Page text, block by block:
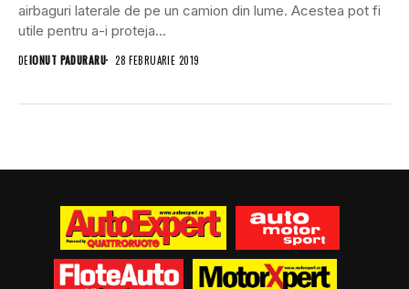
airbaguri laterale de pe un camion din lume. Acestea pot fi
utile pentru a-i proteja...
DEIONUT PADURARU 28 FEBRUARIE 2019